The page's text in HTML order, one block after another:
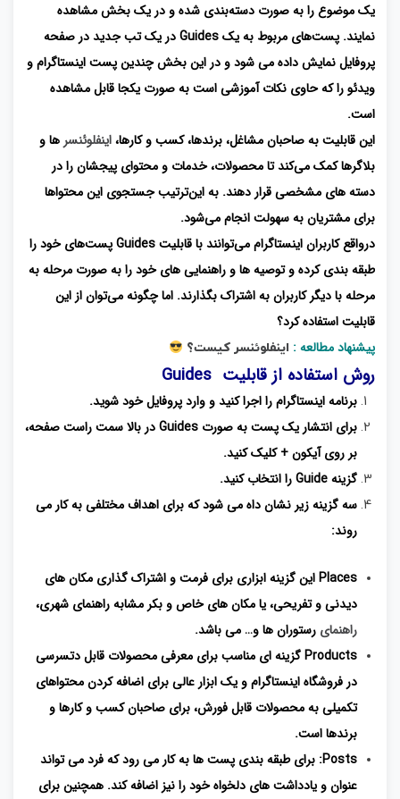
یک موضوع را به ‌صورت دسته‌بندی شده و در یک بخش مشاهده
نمایند. پست‌های مربوط به یک Guides در یک تب جدید در صفحه
پروفایل نمایش داده می شود و در این بخش چندین پست اینستاگرام و
ویدئو را که حاوی نکات آموزشی است به صورت یکجا قابل ‌مشاهده
است.
این قابلیت به صاحبان مشاغل، برندها، کسب و کارها،اینفلوئنسر ها و
بلاگرها کمک می‌کند تا محصولات، خدمات و محتوای پیجشان را در
دسته های مشخصی قرار دهند. به ‌این‌ترتیب جستجوی این محتواها
برای مشتریان به سهولت انجام می‌شود.
درواقع کاربران اینستاگرام می‌توانند با قابلیت Guides پست‌های خود را
طبقه ‌بندی کرده و توصیه‌ ها و راهنمایی ‌های خود را به ‌صورت مرحله به
مرحله با دیگر کاربران به اشتراک بگذارند. اما چگونه می‌توان از این
قابلیت استفاده کرد؟
پیشنهاد مطالعه : اینفلوئنسر کیست؟
روش استفاده از قابلیت Guides
برنامه اینستاگرام را اجرا کنید و وارد پروفایل خود شوید.
برای انتشار یک پست به صورت Guides در بالا سمت راست صفحه،
بر روی آیکون + کلیک کنید.
گزینه Guide را انتخاب کنید.
سه گزینه زیر نشان داه می شود که برای اهداف مختلفی به کار می
روند:
Places این گزینه ابزاری برای فرمت و اشتراک گذاری مکان های
دیدنی و تفریحی، یا مکان های خاص و بکر مشابه راهنمای شهری،
راهنمای رستوران ها و… می باشد.
Products گزینه ای مناسب برای معرفی محصولات قابل دتسرسی
در فروشگاه اینستاگرام و یک ابزار عالی برای اضافه کردن محتواهای
تکمیلی به محصولات قابل فورش، برای صاحبان کسب و کارها و
برندها است.
Posts: برای طبقه بندی پست ها به کار می رود که فرد می تواند
عنوان و یادداشت های دلخواه خود را نیز اضافه کند. همچنین برای